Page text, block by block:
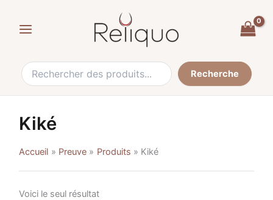
content
:
Recherche
Kiké
Accueil Preuve Produits Kiké
Voici le seul résultat